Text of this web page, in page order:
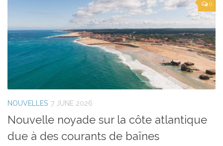
0
NOUVELLES 7 JUNE 2026
Nouvelle noyade sur la côte atlantique
due à des courants de baïnes